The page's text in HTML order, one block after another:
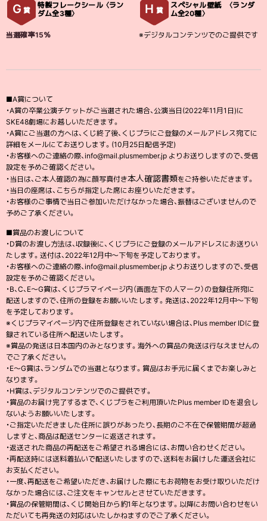
G 賞
特製フレークシール 〈ラン
ダム全3種〉
当選確率15％
H 賞
スペシャル壁紙 〈ランダ
ム全20種〉
※デジタルコンテンツでのご提供です
■A賞について
・A賞の卒業公演チケットがご当選された場合、公演当日(2022年11月1日)に
SKE48劇場にお越しいただきます。
・A賞にご当選の方へは、くじ終了後、くじプラにご登録のメールアドレス宛てに
詳細をメールにてお送りします。(10月25日配信予定)
・お客様へのご連絡の際、info@mail.plusmember.jp よりお送りしますので、受信
設定を予めご確認ください。
・当日は、ご本人確認の為に顔写真付き本人確認書類をご持参いただきます。
・当日の座席は、こちらが指定した席にお座りいただきます。
・お客様のご事情で当日ご参加いただけなかった場合、振替はございませんので
予めご了承ください。
■賞品のお渡しについて
・D賞のお渡し方法は、収録後に、くじプラにご登録のメールアドレスにお送りい
たします。送付は、2022年12月中～下旬を予定しております。
・お客様へのご連絡の際、info@mail.plusmember.jp よりお送りしますので、受信
設定を予めご確認ください。
・B、C、E〜G賞は、くじプラマイページ内（画面左下の人マーク）の登録住所宛に
配送しますので、住所の登録をお願いいたします。発送は、2022年12月中～下旬
を予定しております。
※くじプラマイページ内で住所登録をされていない場合は、Plus member IDに登
録されている住所へ配送いたします。
※賞品の発送は日本国内のみとなります。海外への賞品の発送は行なえませんの
でご了承ください。
・E〜G賞は、ランダムでの当選となります。賞品はお手元に届くまでお楽しみと
なります。
・H賞は、デジタルコンテンツでのご提供です。
・賞品のお届け完了するまで、くじプラをご利用頂いたPlus member IDを退会し
ないようお願いいたします。
・ご指定いただきました住所に誤りがあったり、長期のご不在で保管期間が超過
しますと、商品は配送センターに返送されます。
・返送された商品の再配送をご希望される場合には、お問い合わせください。
・再配送時には送料着払いで配送いたしますので、送料をお届けした運送会社に
お支払ください。
・一度、再配送をご希望いただき、お届けした際にもお荷物をお受け取りいただけ
なかった場合には、ご注文をキャンセルとさせていただきます。
・賞品の保管期間は、くじ開始日から約1年となります。以降にお問い合わせをい
ただいても再発送の対応はいたしかねますのでご了承ください。